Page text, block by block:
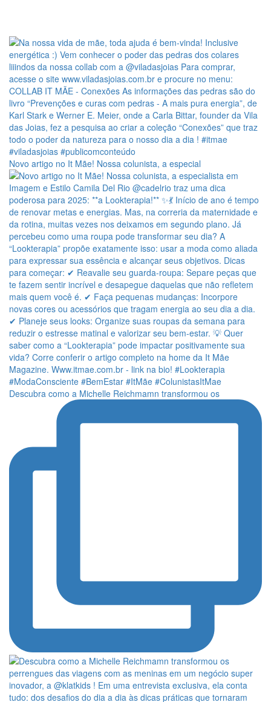
Novo artigo no It Mãe! Nossa colunista, a especial
Descubra como a Michelle Reichmamn transformou os